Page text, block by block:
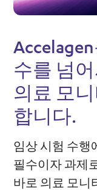
수를 넘
의료 모
합니다.
임상 시험 수행
필수이자 과제
바로 의료 모니